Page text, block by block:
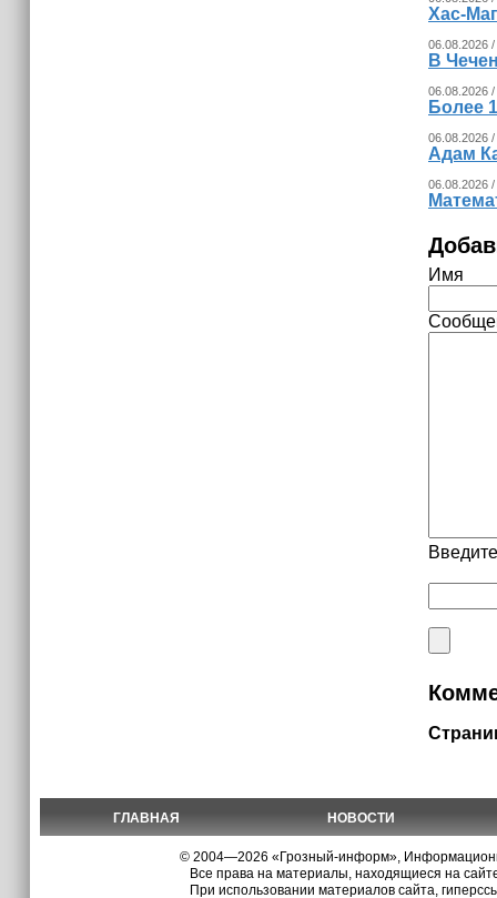
Хас-
06.08.2026
В
06.08.2026
Более
06.08.2026
Адам
06.08.2026
Имя
ГЛАВНАЯ НОВОСТИ
© 2004—2026 «Грозный-информ»,
Все права на материалы, находящиеся на
При использовании материалов сайта,